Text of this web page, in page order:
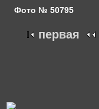
Фото № 50795
первая